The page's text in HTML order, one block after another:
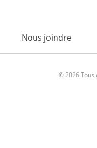
Nous joindre
© 2026 Tous